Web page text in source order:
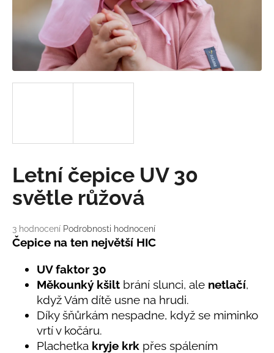
Průměrné
hodnocení
produktu
hvězdiček.
3 hodnocení Podrobnosti hodnocení
Letní čepice UV 30
světle růžová
Čepice na ten největší HIC
UV faktor 30
Měkounký kšilt brání slunci, ale netlačí,
když Vám dítě usne na hrudi.
Díky šňůrkám nespadne, když se miminko
vrtí v kočáru.
Plachetka kryje krk přes spálením
t
?
p
o
r
č
u
LETNÍ
RYCHLESCHNOUCÍ